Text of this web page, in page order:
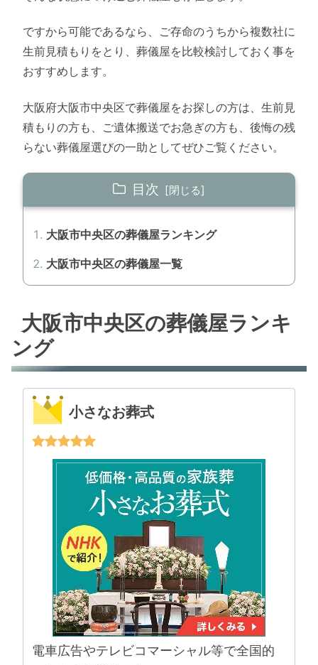
ですから可能であるなら、ご存命のうちから複数社に
生前見積もりをとり、葬儀屋を比較検討しておく事を
おすすめします。
大阪府大阪市中央区で葬儀屋をお探しの方は、生前見
積もりの方も、ご遺体搬送でお急ぎの方も、後悔の残
らない葬儀屋選びの一助としてぜひご覧ください。
目次
大阪市中央区の葬儀屋ランキング
大阪市中央区の葬儀屋一覧
大阪市中央区の葬儀屋ランキ
ング
小さなお葬式
電車広告やテレビコマーシャル等で全国的